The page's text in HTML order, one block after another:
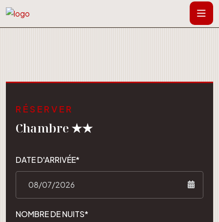
RÉSERVER
Chambre ★★
DATE D'ARRIVÉE*
NOMBRE DE NUITS*